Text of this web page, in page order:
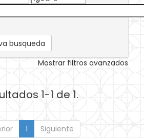
busqueda
Mostrar filtros avanzados
1-1 de 1.
1 Siguiente